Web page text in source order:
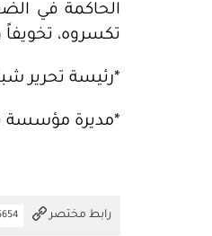
الحاكمة في
تكسروه،
*رئيسة تحرير
*مديرة مؤسسة
رابط مختصر